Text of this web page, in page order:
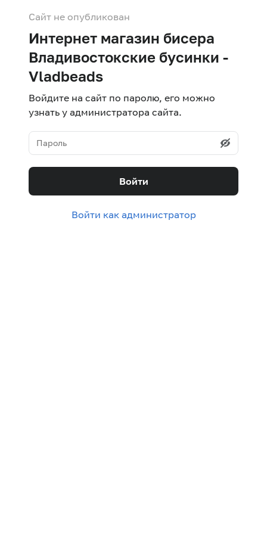
Сайт не опубликован
Интернет магазин бисера
Владивостокские бусинки -
Vladbeads
Войдите на сайт по паролю, его можно
узнать у администратора сайта.
Войти
Войти как администратор